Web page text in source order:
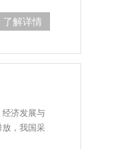
了解详情
济发展与
，我国采